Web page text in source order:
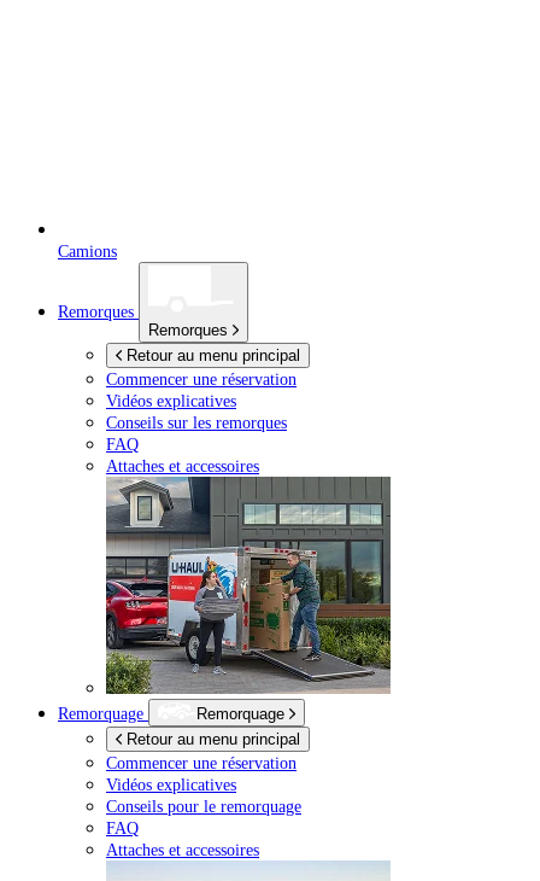
Camions
Remorques
Remorques
Retour au menu principal
Commencer une réservation
Vidéos explicatives
Conseils sur les remorques
FAQ
Attaches et accessoires
Remorquage
Remorquage
Retour au menu principal
Commencer une réservation
Vidéos explicatives
Conseils pour le remorquage
FAQ
Attaches et accessoires